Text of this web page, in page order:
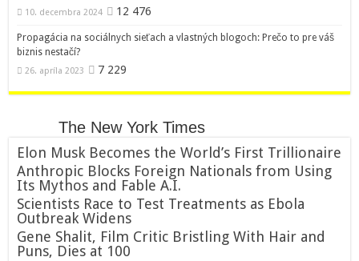
10. decembra 2024 12 476
Propagácia na sociálnych sieťach a vlastných blogoch: Prečo to pre váš
biznis nestačí?
26. apríla 2023 7 229
The New York Times
Elon Musk Becomes the World’s First Trillionaire
Anthropic Blocks Foreign Nationals from Using
Its Mythos and Fable A.I.
Scientists Race to Test Treatments as Ebola
Outbreak Widens
Gene Shalit, Film Critic Bristling With Hair and
Puns, Dies at 100